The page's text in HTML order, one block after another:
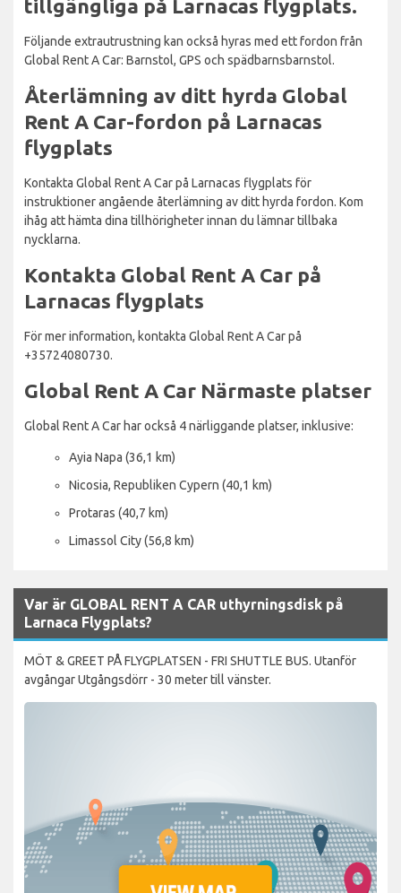
tillgängliga på Larnacas flygplats.
Följande extrautrustning kan också hyras med ett fordon från
Global Rent A Car: Barnstol, GPS och spädbarnsbarnstol.
Återlämning av ditt hyrda Global
Rent A Car-fordon på Larnacas
flygplats
Kontakta Global Rent A Car på Larnacas flygplats för
instruktioner angående återlämning av ditt hyrda fordon. Kom
ihåg att hämta dina tillhörigheter innan du lämnar tillbaka
nycklarna.
Kontakta Global Rent A Car på
Larnacas flygplats
För mer information, kontakta Global Rent A Car på
+35724080730.
Global Rent A Car Närmaste platser
Global Rent A Car har också 4 närliggande platser, inklusive:
Ayia Napa (36,1 km)
Nicosia, Republiken Cypern (40,1 km)
Protaras (40,7 km)
Limassol City (56,8 km)
Var är GLOBAL RENT A CAR uthyrningsdisk på
Larnaca Flygplats?
MÖT & GREET PÅ FLYGPLATSEN - FRI SHUTTLE BUS. Utanför
avgångar Utgångsdörr - 30 meter till vänster.